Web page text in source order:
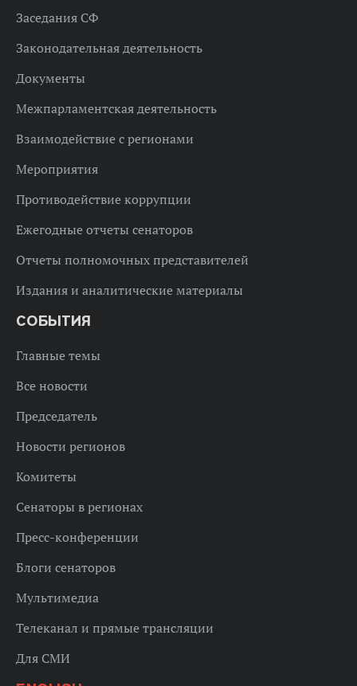
Заседания СФ
Законодательная деятельность
Документы
Межпарламентская деятельность
Взаимодействие с регионами
Мероприятия
Противодействие коррупции
Ежегодные отчеты сенаторов
Отчеты полномочных представителей
Издания и аналитические материалы
СОБЫТИЯ
Главные темы
Все новости
Председатель
Новости регионов
Комитеты
Сенаторы в регионах
Пресс-конференции
Блоги сенаторов
Мультимедиа
Телеканал и прямые трансляции
Для СМИ